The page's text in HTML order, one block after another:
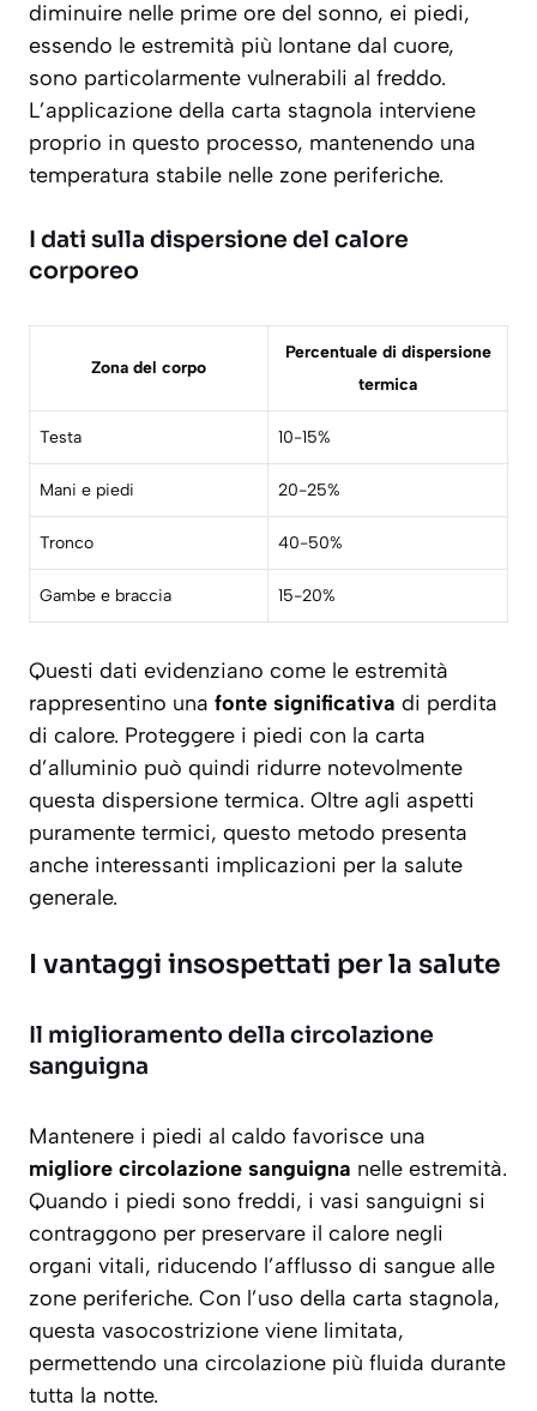
diminuire nelle prime ore del sonno, ei piedi,
essendo le estremità più lontane dal cuore,
sono particolarmente vulnerabili al freddo.
L’applicazione della carta stagnola interviene
proprio in questo processo, mantenendo una
temperatura stabile nelle zone periferiche.
I dati sulla dispersione del calore
corporeo
Zona del corpo
Percentuale di dispersione
termica
Testa 10-15%
Mani e piedi 20-25%
Tronco 40-50%
Gambe e braccia 15-20%
Questi dati evidenziano come le estremità
rappresentino una fonte significativa di perdita
di calore. Proteggere i piedi con la carta
d’alluminio può quindi ridurre notevolmente
questa dispersione termica. Oltre agli aspetti
puramente termici, questo metodo presenta
anche interessanti implicazioni per la salute
generale.
I vantaggi insospettati per la salute
Il miglioramento della circolazione
sanguigna
Mantenere i piedi al caldo favorisce una
migliore circolazione sanguigna nelle estremità.
Quando i piedi sono freddi, i vasi sanguigni si
contraggono per preservare il calore negli
organi vitali, riducendo l’afflusso di sangue alle
zone periferiche. Con l’uso della carta stagnola,
questa vasocostrizione viene limitata,
permettendo una circolazione più fluida durante
tutta la notte.